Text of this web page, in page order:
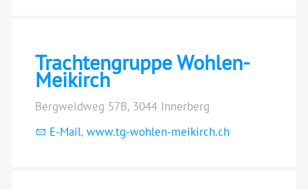
Trachtengruppe Wohlen-
Meikirch
Bergweidweg 57B, 3044 Innerberg
E-Mail, www.tg-wohlen-meikirch.ch